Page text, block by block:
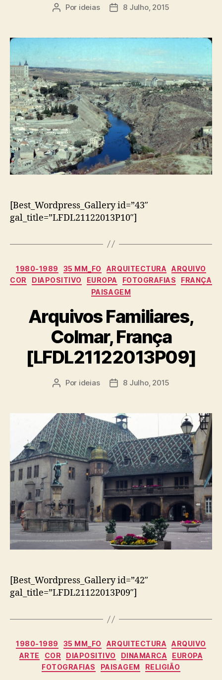
Autor
Por ideias
Data8 Julho, 2015
[Best_Wordpress_Gallery id=”43″
gal_title=”LFDL21122013P10″]
Categorias
1980-1989 35 MM_FO ARQUITECTURA
ARQUIVO
COR
DIAPOSITIVO EUROPA FOTOGRAFIAS
FRANÇA
PAISAGEM
Arquivos Familiares,
Colmar, França
[LFDL21122013P09]
Autor
Por ideias
Data8 Julho, 2015
[Best_Wordpress_Gallery id=”42″
gal_title=”LFDL21122013P09″]
Categorias
1980-1989 35 MM_FO ARQUITECTURA
ARQUIVO
ARTE
COR DIAPOSITIVO DINAMARCA
EUROPA
FOTOGRAFIAS
PAISAGEM RELIGIÃO